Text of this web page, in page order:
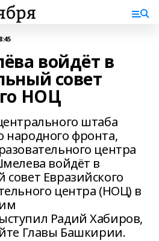
войдёт в
совет
НОЦ
штаба
народного фронта,
центра
войдёт в
Евразийского
центра (НОЦ) в
Радий Хабиров,
Главы Башкирии.